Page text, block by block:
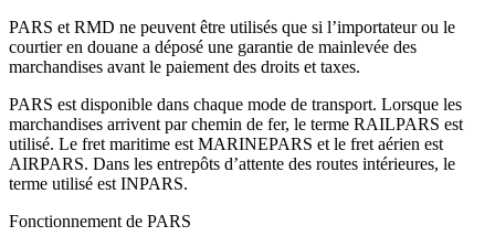
PARS et RMD ne peuvent être utilisés que si l’importateur ou le
courtier en douane a déposé une garantie de mainlevée des
marchandises avant le paiement des droits et taxes.
PARS est disponible dans chaque mode de transport. Lorsque les
marchandises arrivent par chemin de fer, le terme RAILPARS est
utilisé. Le fret maritime est MARINEPARS et le fret aérien est
AIRPARS. Dans les entrepôts d’attente des routes intérieures, le
terme utilisé est INPARS.
Fonctionnement de PARS